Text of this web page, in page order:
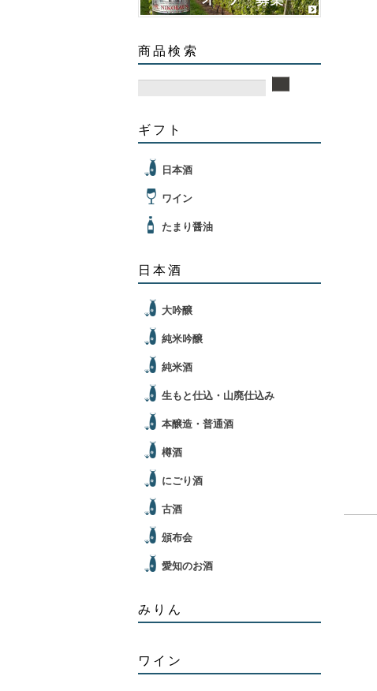
商品検索
ギフト
日本酒
ワイン
たまり醤油
日本酒
大吟醸
純米吟醸
純米酒
生もと仕込・山廃仕込み
本醸造・普通酒
樽酒
にごり酒
古酒
頒布会
愛知のお酒
みりん
ワイン